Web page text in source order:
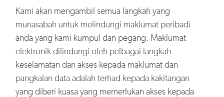
Kami akan mengambil semua langkah yang
munasabah untuk melindungi maklumat peribadi
anda yang kami kumpul dan pegang. Maklumat
elektronik dilindungi oleh pelbagai langkah
keselamatan dan akses kepada maklumat dan
pangkalan data adalah terhad kepada kakitangan
yang diberi kuasa yang memerlukan akses kepada